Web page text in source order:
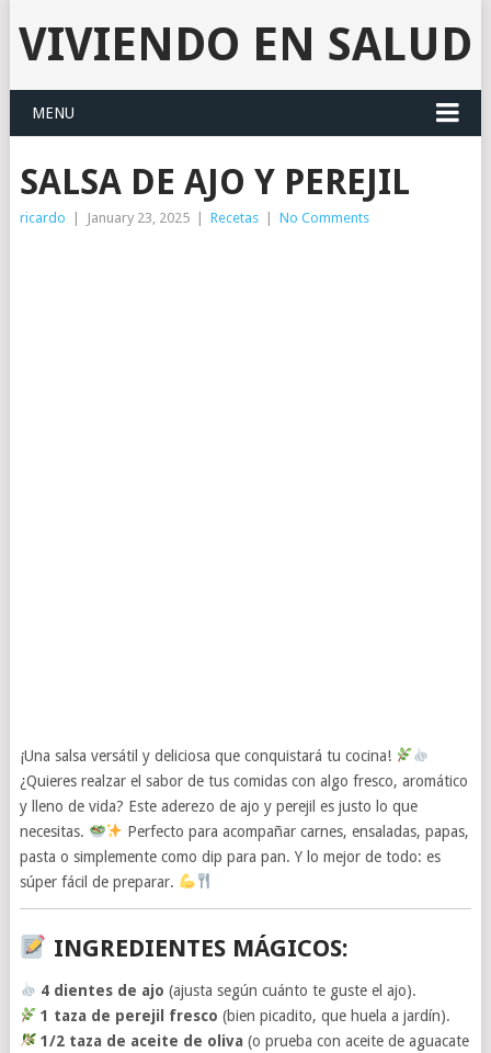
VIVIENDO EN SALUD
MENU
SALSA DE AJO Y PEREJIL
ricardo January 23, 2025 Recetas No Comments
¡Una salsa versátil y deliciosa que conquistará tu cocina!
¿Quieres realzar el sabor de tus comidas con algo fresco, aromático
y lleno de vida? Este aderezo de ajo y perejil es justo lo que
necesitas.
Perfecto para acompañar carnes, ensaladas, papas,
pasta o simplemente como dip para pan. Y lo mejor de todo: es
súper fácil de preparar.
INGREDIENTES MÁGICOS:
4 dientes de ajo (ajusta según cuánto te guste el ajo).
1 taza de perejil fresco (bien picadito, que huela a jardín).
1/2 taza de aceite de oliva (o prueba con aceite de aguacate